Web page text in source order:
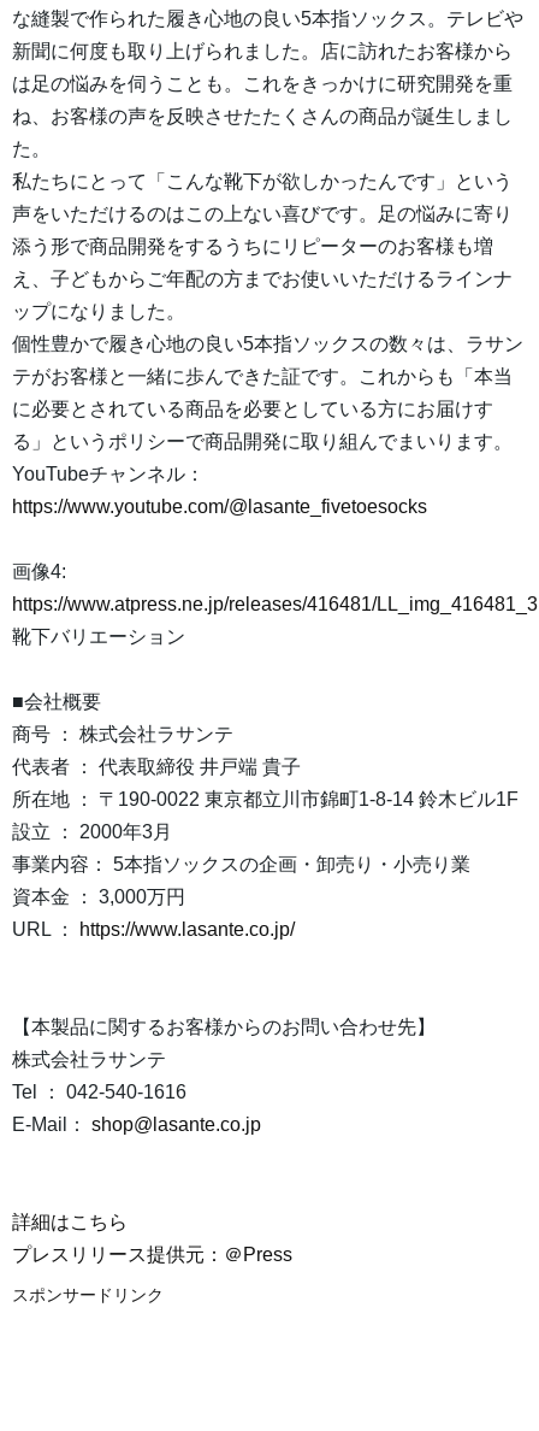
な縫製で作られた履き心地の良い5本指ソックス。テレビや
新聞に何度も取り上げられました。店に訪れたお客様から
は足の悩みを伺うことも。これをきっかけに研究開発を重
ね、お客様の声を反映させたたくさんの商品が誕生しまし
た。
私たちにとって「こんな靴下が欲しかったんです」という
声をいただけるのはこの上ない喜びです。足の悩みに寄り
添う形で商品開発をするうちにリピーターのお客様も増
え、子どもからご年配の方までお使いいただけるラインナ
ップになりました。
個性豊かで履き心地の良い5本指ソックスの数々は、ラサン
テがお客様と一緒に歩んできた証です。これからも「本当
に必要とされている商品を必要としている方にお届けす
る」というポリシーで商品開発に取り組んでまいります。
YouTubeチャンネル：
https://www.youtube.com/@lasante_fivetoesocks
画像4:
https://www.atpress.ne.jp/releases/416481/
靴下バリエーション
■会社概要
商号 ： 株式会社ラサンテ
代表者 ： 代表取締役 井戸端 貴子
所在地 ： 〒190-0022 東京都立川市錦町1-8-14 鈴木ビル1F
設立 ： 2000年3月
事業内容： 5本指ソックスの企画・卸売り・小売り業
資本金 ： 3,000万円
URL ：
https://www.lasante.co.jp/
【本製品に関するお客様からのお問い合わせ先】
株式会社ラサンテ
Tel ： 042-540-1616
E-Mail： shop@lasante.co.jp
詳細はこちら
プレスリリース提供元：＠Press
スポンサードリンク